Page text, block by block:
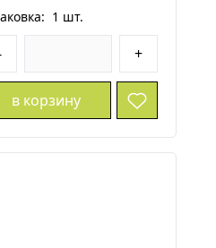
1 шт.
+
в корзину